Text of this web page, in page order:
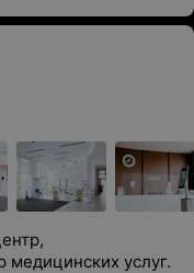
услуг.